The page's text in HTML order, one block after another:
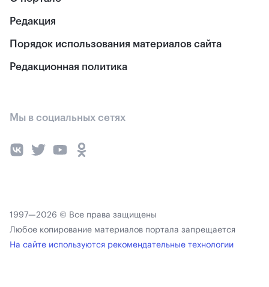
Редакция
Порядок использования материалов сайта
Редакционная политика
Мы в социальных сетях
1997—2026 © Все права защищены
Любое копирование материалов портала запрещается
На сайте используются рекомендательные технологии